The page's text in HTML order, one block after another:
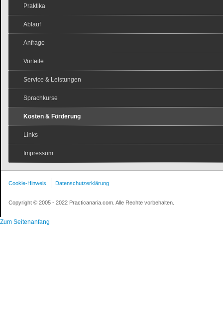
Praktika
Ablauf
Anfrage
Vorteile
Service & Leistungen
Sprachkurse
Kosten & Förderung
Links
Impressum
Cookie-Hinweis Datenschutzerklärung
Copyright © 2005 - 2022 Practicanaria.com. Alle Rechte vorbehalten.
Zum Seitenanfang